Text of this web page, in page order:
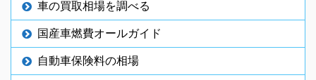
車の買取相場を調べる
国産車燃費オールガイド
自動車保険料の相場